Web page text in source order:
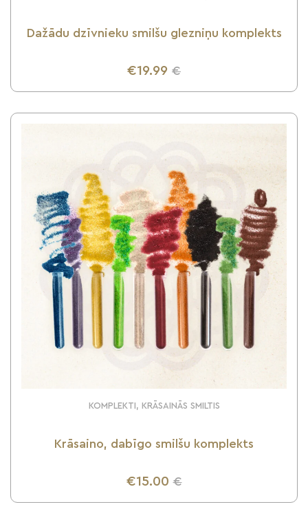
Dažādu dzīvnieku smilšu glezniņu komplekts
€19.99 €
UZZINI VAIRĀK
KOMPLEKTI, KRĀSAINĀS SMILTIS
Krāsaino, dabīgo smilšu komplekts
€15.00 €
UZZINI VAIRĀK